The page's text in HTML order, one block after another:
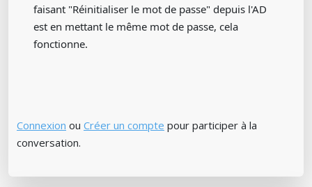
faisant "Réinitialiser le mot de passe" depuis l'AD
est en mettant le même mot de passe, cela
fonctionne.
Connexion ou Créer un compte pour participer à la
conversation.